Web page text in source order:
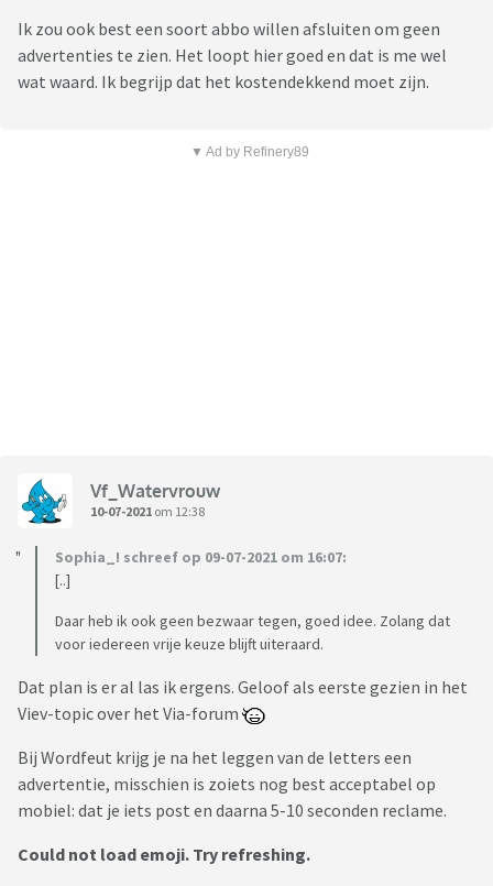
Ik zou ook best een soort abbo willen afsluiten om geen
advertenties te zien. Het loopt hier goed en dat is me wel
wat waard. Ik begrijp dat het kostendekkend moet zijn.
▼ Ad by Refinery89
Vf_Watervrouw
10-07-2021 om 12:38
Sophia_! schreef op 09-07-2021 om 16:07:
[..]
Daar heb ik ook geen bezwaar tegen, goed idee. Zolang dat
voor iedereen vrije keuze blijft uiteraard.
Dat plan is er al las ik ergens. Geloof als eerste gezien in het
Viev-topic over het Via-forum
Bij Wordfeut krijg je na het leggen van de letters een
advertentie, misschien is zoiets nog best acceptabel op
mobiel: dat je iets post en daarna 5-10 seconden reclame.
Could not load emoji. Try refreshing.